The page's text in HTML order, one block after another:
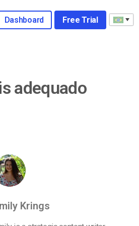
Dashboard Free Trial
adequado
Krings